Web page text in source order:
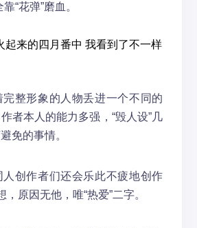
“花弹”磨血。
形象的人物丢进一个不同的
者本人的能力多强，“毁人设”几
免的事情。
作者们还会乐此不疲地创作
原因无他，唯“热爱”二字。